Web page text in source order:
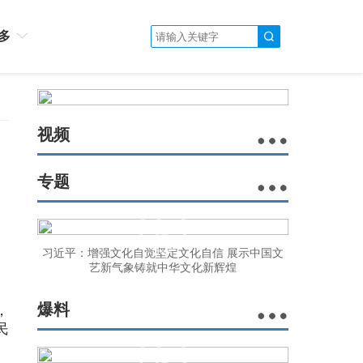
视频
专题
习近平：增强文化自觉坚定文化自信 展示中国文
艺新气象铸就中华文化新辉煌
爆料